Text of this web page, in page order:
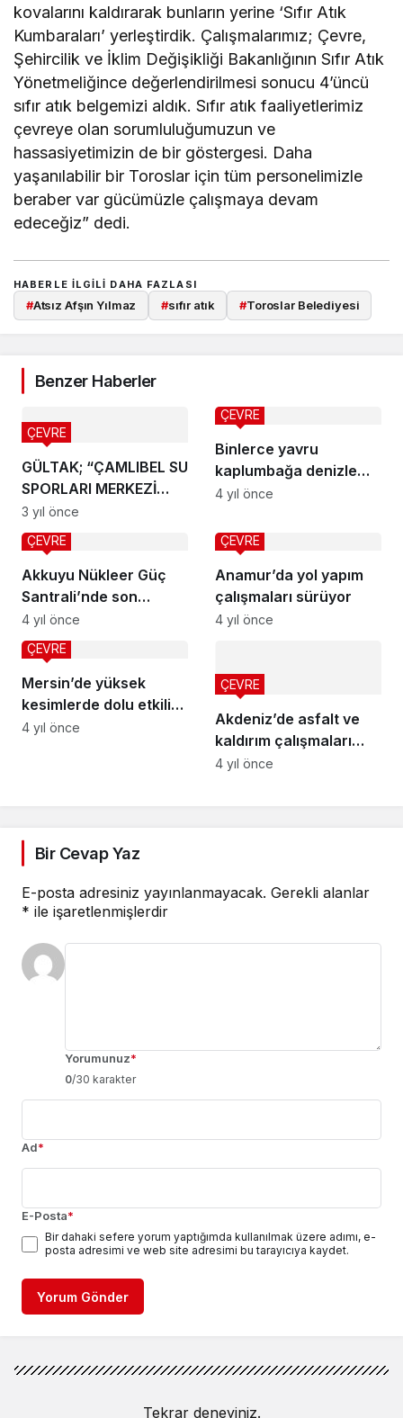
kovalarını kaldırarak bunların yerine ‘Sıfır Atık
Kumbaraları’ yerleştirdik. Çalışmalarımız; Çevre,
Şehircilik ve İklim Değişikliği Bakanlığının Sıfır Atık
Yönetmeliğince değerlendirilmesi sonucu 4’üncü
sıfır atık belgemizi aldık. Sıfır atık faaliyetlerimiz
çevreye olan sorumluluğumuzun ve
hassasiyetimizin de bir göstergesi. Daha
yaşanılabilir bir Toroslar için tüm personelimizle
beraber var gücümüzle çalışmaya devam
edeceğiz” dedi.
HABERLE ILGILI DAHA FAZLASI
#Atsız Afşın Yılmaz #sıfır atık #Toroslar Belediyesi
Benzer Haberler
GÜLTAK; “ÇAMLIBEL SU
SPORLARI MERKEZİ
PROJESİ KENTİMİZİN
KADERİNİ
DEĞİŞTİRECEK”
ÇEVRE
3 yıl önce
Binlerce yavru
kaplumbağa denizle
buluşacak
ÇEVRE
4 yıl önce
Akkuyu Nükleer Güç
Santrali’nde son
reaktörün temeli yarın
atılıyor
ÇEVRE
4 yıl önce
Anamur’da yol yapım
çalışmaları sürüyor
ÇEVRE
4 yıl önce
Mersin’de yüksek
kesimlerde dolu etkili
oldu
ÇEVRE
4 yıl önce
Akdeniz’de asfalt ve
kaldırım çalışmaları
sürüyor
ÇEVRE
4 yıl önce
Bir Cevap Yaz
E-posta adresiniz yayınlanmayacak. Gerekli alanlar
* ile işaretlenmişlerdir
Yorumunuz*
0/30 karakter
Ad*
E-Posta*
Bir dahaki sefere yorum yaptığımda kullanılmak üzere adımı, e-
posta adresimi ve web site adresimi bu tarayıcıya kaydet.
Yorum Gönder
Tekrar deneyiniz.